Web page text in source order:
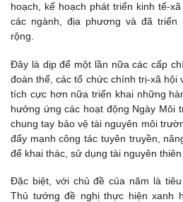
hoạch, kế hoạch phát triển kinh tế-
các ngành, địa phương và đã
rộng.
Đây là dịp để một lần nữa các cấp
đoàn thể, các tổ chức chính trị-xã
tích cực hơn nữa triển khai những
hưởng ứng các hoạt động Ngày Môi
chung tay bảo vệ tài nguyên môi
đẩy mạnh công tác tuyên truyền,
để khai thác, sử dụng tài nguyên thiên
Đặc biệt, với chủ đề của năm là
Thủ tướng đề nghị thực hiện xanh